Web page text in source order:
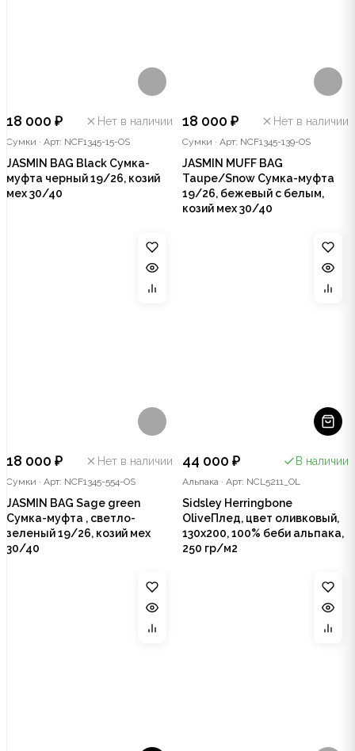
18 000 ₽ Нет в наличии
Сумки · Арт: NCF1345-15-OS
JASMIN BAG Black Сумка-
муфта черный 19/26, козий
мех 30/40
18 000 ₽ Нет в наличии
Сумки · Арт: NCF1345-139-OS
JASMIN MUFF BAG
Taupe/Snow Сумка-муфта
19/26, бежевый с белым,
козий мех 30/40
18 000 ₽ Нет в наличии
Сумки · Арт: NCF1345-554-OS
JASMIN BAG Sage green
Сумка-муфта , светло-
зеленый 19/26, козий мех
30/40
44 000 ₽ В наличии
Альпака · Арт: NCL5211_OL
Sidsley Herringbone
OliveПлед, цвет оливковый,
130х200, 100% беби альпака,
250 гр/м2